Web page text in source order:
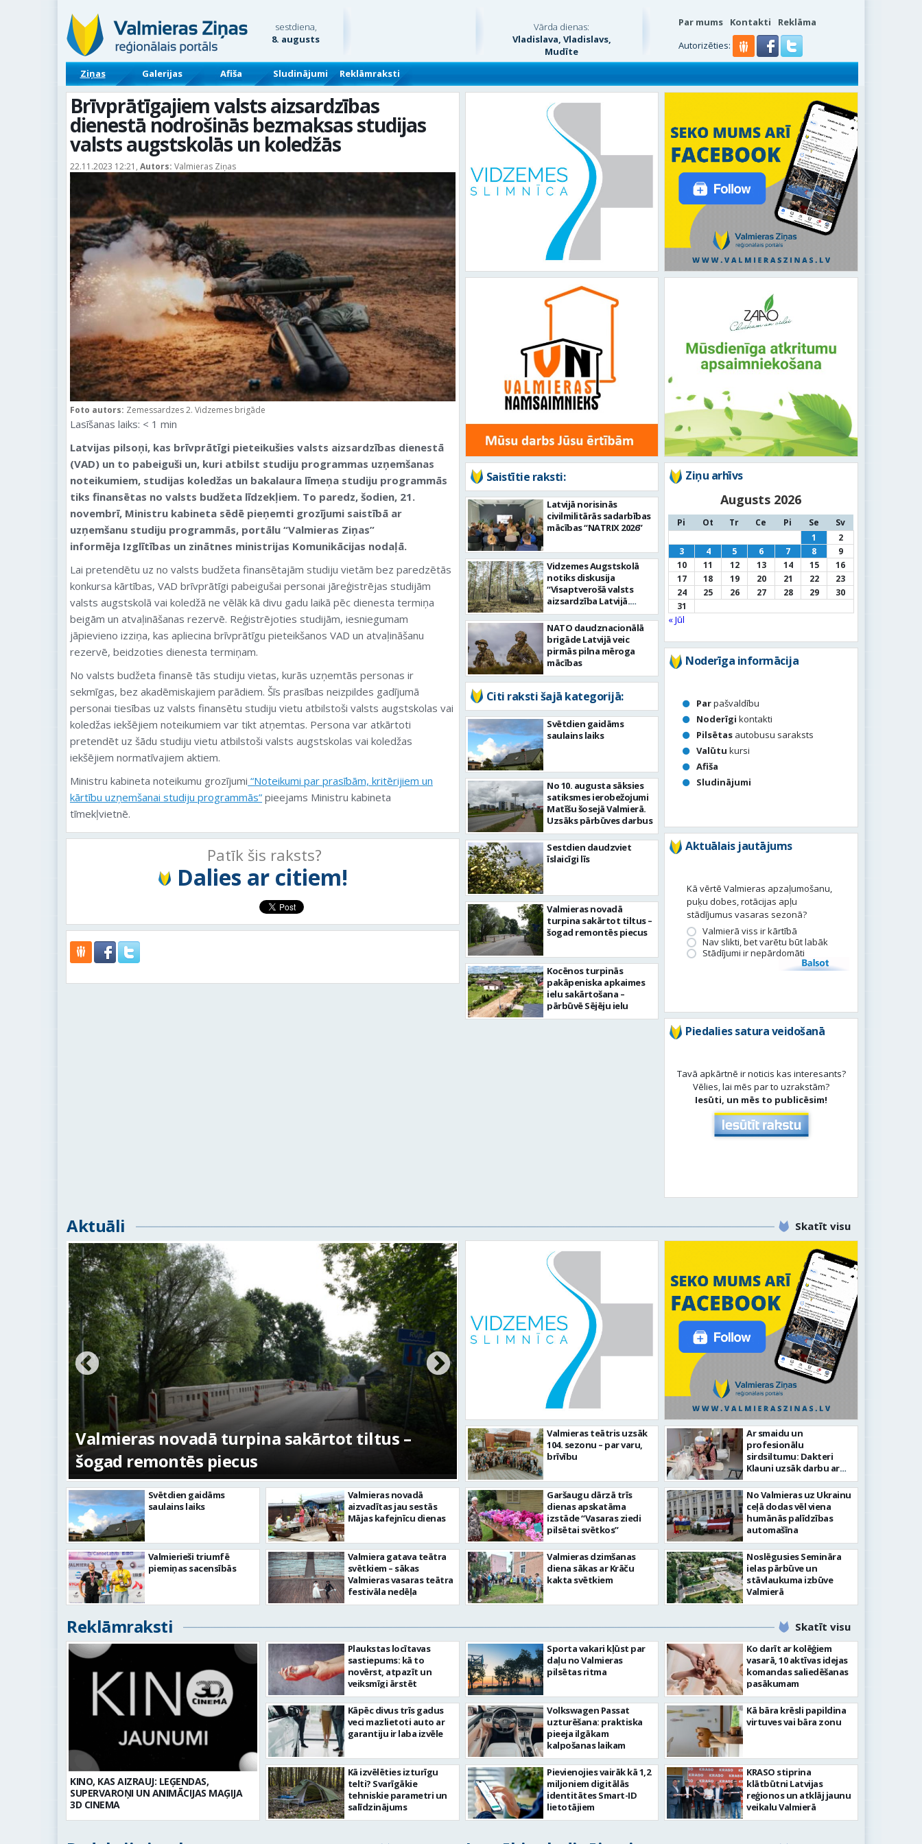
sestdiena,
8. augusts
Vārda dienas:
Vladislava, Vladislavs,
Mudīte
Par mums Kontakti
Reklāma
Autorizēties:
Ziņas Galerijas Afiša Sludinājumi Reklāmraksti
Brīvprātīgajiem valsts aizsardzības
dienestā nodrošinās bezmaksas studijas
valsts augstskolās un koledžās
22.11.2023 12:21, Autors: Valmieras Ziņas
Foto autors: Zemessardzes 2. Vidzemes brigāde
Lasīšanas laiks: < 1 min
Latvijas pilsoņi, kas brīvprātīgi pieteikušies valsts aizsardzības dienestā
(VAD) un to pabeiguši un, kuri atbilst studiju programmas uzņemšanas
noteikumiem, studijas koledžas un bakalaura līmeņa studiju programmās
tiks finansētas no valsts budžeta līdzekļiem. To paredz, šodien, 21.
novembrī, Ministru kabineta sēdē pieņemti grozījumi saistībā ar
uzņemšanu studiju programmās, portālu “Valmieras Ziņas”
informēja Izglītības un zinātnes ministrijas Komunikācijas nodaļā.
Lai pretendētu uz no valsts budžeta finansētajām studiju vietām bez paredzētās
konkursa kārtības, VAD brīvprātīgi pabeigušai personai jāreģistrējas studijām
valsts augstskolā vai koledžā ne vēlāk kā divu gadu laikā pēc dienesta termiņa
beigām un atvaļināšanas rezervē. Reģistrējoties studijām, iesniegumam
jāpievieno izziņa, kas apliecina brīvprātīgu pieteikšanos VAD un atvaļināšanu
rezervē, beidzoties dienesta termiņam.
No valsts budžeta finansē tās studiju vietas, kurās uzņemtās personas ir
sekmīgas, bez akadēmiskajiem parādiem. Šīs prasības neizpildes gadījumā
personai tiesības uz valsts finansētu studiju vietu atbilstoši valsts augstskolas vai
koledžas iekšējiem noteikumiem var tikt atņemtas. Persona var atkārtoti
pretendēt uz šādu studiju vietu atbilstoši valsts augstskolas vai koledžas
iekšējiem normatīvajiem aktiem.
Ministru kabineta noteikumu grozījumi “Noteikumi par prasībām, kritērijiem un
kārtību uzņemšanai studiju programmās” pieejams Ministru kabineta
tīmekļvietnē.
Patīk šis raksts?
Dalies ar citiem!
Saistītie raksti:
Latvijā norisinās
civilmilitārās sadarbības
mācības “NATRIX 2026”
Vidzemes Augstskolā
notiks diskusija
“Visaptverošā valsts
aizsardzība Latvijā.
Mana loma” un būs
apskatāma militārās
tehnikas izstāde
NATO daudznacionālā
brigāde Latvijā veic
pirmās pilna mēroga
mācības
Citi raksti šajā kategorijā:
Svētdien gaidāms
saulains laiks
No 10. augusta sāksies
satiksmes ierobežojumi
Matīšu šosejā Valmierā.
Uzsāks pārbūves darbus
Sestdien daudzviet
īslaicīgi līs
Valmieras novadā
turpina sakārtot tiltus –
šogad remontēs piecus
Kocēnos turpinās
pakāpeniska apkaimes
ielu sakārtošana –
pārbūvē Sējēju ielu
Ziņu arhīvs
Augusts 2026
Pi Ot Tr Ce Pi Se
Sv
1
2
3
4 5 6 7 8
9
10
11 12 13 14 15
16
17
18 19 20 21 22
23
24
25 26 27 28 29
30
31
« Jūl
Noderīga informācija
Parpašvaldību
Noderīgi kontakti
Pilsētas autobusu saraksts
Valūtu kursi
Afiša
Sludinājumi
Aktuālais jautājums
Kā vērtē Valmieras apzaļumošanu,
puķu dobes, rotācijas apļu
stādījumus vasaras sezonā?
Valmierā viss ir kārtībā
Nav slikti, bet varētu būt labāk
Stādījumi ir nepārdomāti
Balsot
Piedalies satura veidošanā
Tavā apkārtnē ir noticis kas interesants?
Vēlies, lai mēs par to uzrakstām?
Iesūti, un mēs to publicēsim!
Aktuāli Skatīt visu
Valmieras novadā turpina sakārtot tiltus –
šogad remontēs piecus
No pagaidu teātra līdz laikmetīgās kultūras
centram – kā attīstīsies “Kurtuve”
Svētdien gaidāms
saulains laiks
Valmierieši triumfē
piemiņas sacensībās
Valmieras novadā
aizvadītas jau sestās
Mājas kafejnīcu dienas
Valmiera gatava teātra
svētkiem – sākas
Valmieras vasaras teātra
festivāla nedēļa
Valmieras teātris uzsāk
104. sezonu – par varu,
brīvību
Garšaugu dārzā trīs
dienas apskatāma
izstāde “Vasaras ziedi
pilsētai svētkos”
Valmieras dzimšanas
diena sākas ar Krāču
kakta svētkiem
Ar smaidu un
profesionālu
sirdsiltumu: Dakteri
Klauni uzsāk darbu ar
senioriem Vidzemes
slimnīcā
No Valmieras uz Ukrainu
ceļā dodas vēl viena
humānās palīdzības
automašīna
Noslēgusies Semināra
ielas pārbūve un
stāvlaukuma izbūve
Valmierā
Reklāmraksti Skatīt visu
KINO, KAS AIZRAUJ: LEĢENDAS,
SUPERVAROŅI UN ANIMĀCIJAS MAĢIJA
3D CINEMA
Plaukstas locītavas
sastiepums: kā to
novērst, atpazīt un
veiksmīgi ārstēt
Kāpēc divus trīs gadus
veci mazlietoti auto ar
garantiju ir laba izvēle
Kā izvēlēties izturīgu
telti? Svarīgākie
tehniskie parametri un
salīdzinājums
Sporta vakari kļūst par
daļu no Valmieras
pilsētas ritma
Volkswagen Passat
uzturēšana: praktiska
pieeja ilgākam
kalpošanas laikam
Pievienojies vairāk kā 1,2
miljoniem digitālās
identitātes Smart-ID
lietotājiem
Ko darīt ar kolēģiem
vasarā, 10 aktīvas idejas
komandas saliedēšanas
pasākumam
Kā bāra krēsli papildina
virtuves vai bāra zonu
KRASO stiprina
klātbūtni Latvijas
reģionos un atklāj jaunu
veikalu Valmierā